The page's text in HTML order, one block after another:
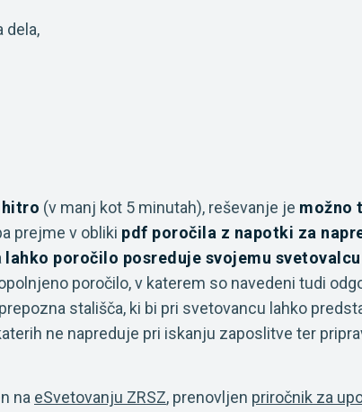
dela,
(v manj kot 5 minutah), reševanje je možno
prejme v obliki pdf poročila z napotki za
lahko poročilo posreduje svojemu
poročilo, v katerem so navedeni tudi
stališča, ki bi pri svetovancu lahko
ne napreduje pri iskanju zaposlitve ter
na eSvetovanju ZRSZ, prenovljen priročnik za